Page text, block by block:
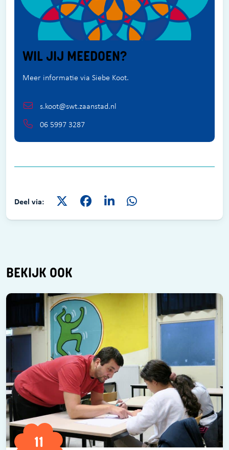
WIL JIJ MEEDOEN?
Meer informatie via Siebe Koot.
s.koot@swt.zaanstad.nl
06 5997 3287
Deel via:
BEKIJK OOK
11